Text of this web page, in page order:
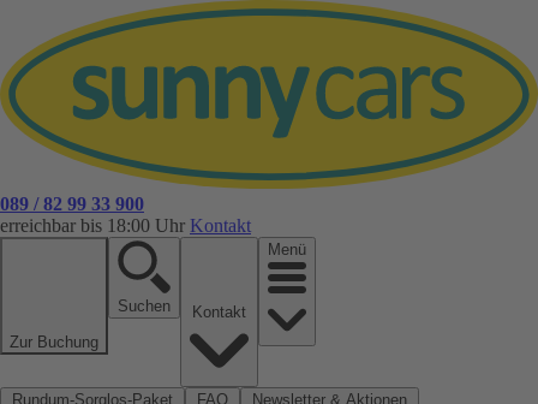
089 / 82 99 33 900
erreichbar bis 18:00 Uhr Kontakt
Zur Buchung
Suchen
Menü